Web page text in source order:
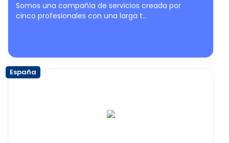
Somos una compañía de servicios creada por
cinco profesionales con una larga t...
España